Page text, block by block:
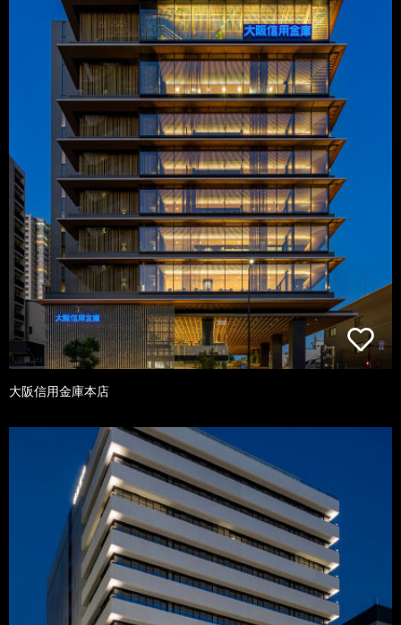
大阪信用金庫本店